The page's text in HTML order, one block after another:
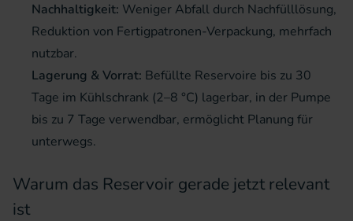
Nachhaltigkeit: Weniger Abfall durch Nachfülllösung,
Reduktion von Fertigpatronen-Verpackung, mehrfach
nutzbar.
Lagerung & Vorrat: Befüllte Reservoire bis zu 30
Tage im Kühlschrank (2–8 °C) lagerbar, in der Pumpe
bis zu 7 Tage verwendbar, ermöglicht Planung für
unterwegs.
Warum das Reservoir gerade jetzt relevant
ist